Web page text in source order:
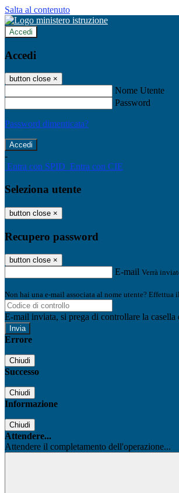
Salta al contenuto
Accedi
Accedi
button close ×
Nome Utente
Password
Password dimenticata?
-
Entra con SPID Entra con CIE
Seleziona utente
button close ×
Recupero password
button close ×
E-mail Verrà
Non hai una e-mail associata al nome utente? Effettua
E-mail inviata, si prega di controllare la casella
Errore
Chiudi
Successo
Chiudi
Informazione
Chiudi
Attendere...
Attendere il completamento dell'operazione...